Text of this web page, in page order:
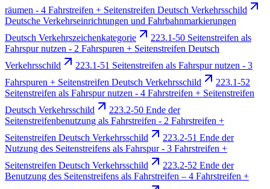
räumen - 4 Fahrstreifen + Seitenstreifen Deutsch Verkehrsschild
Deutsche Verkehrseinrichtungen und Fahrbahnmarkierungen
Deutsch Verkehrszeichenkategorie
223.1-50 Seitenstreifen als
Fahrspur nutzen - 2 Fahrspuren + Seitenstreifen Deutsch
Verkehrsschild
223.1-51 Seitenstreifen als Fahrspur nutzen - 3
Fahrspuren + Seitenstreifen Deutsch Verkehrsschild
223.1-52
Seitenstreifen als Fahrspur nutzen - 4 Fahrstreifen + Seitenstreifen
Deutsch Verkehrsschild
223.2-50 Ende der
Seitenstreifenbenutzung als Fahrstreifen - 2 Fahrstreifen +
Seitenstreifen Deutsch Verkehrsschild
223.2-51 Ende der
Nutzung des Seitenstreifens als Fahrspur - 3 Fahrstreifen +
Seitenstreifen Deutsch Verkehrsschild
223.2-52 Ende der
Benutzung des Seitenstreifens als Fahrstreifen – 4 Fahrstreifen +